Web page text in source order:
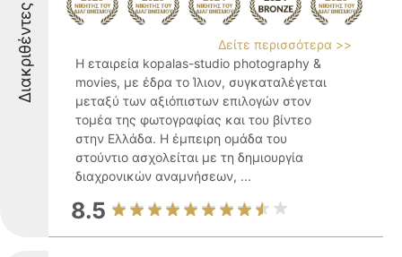
Διακριθέντες
Δείτε περισσότερα >>
Η εταιρεία kopalas-studio photography &
movies, με έδρα το Ίλιον, συγκαταλέγεται
μεταξύ των αξιόπιστων επιλογών στον
τομέα της φωτογραφίας και του βίντεο
στην Ελλάδα. Η έμπειρη ομάδα του
στούντιο ασχολείται με τη δημιουργία
διαχρονικών αναμνήσεων, ...
8.5